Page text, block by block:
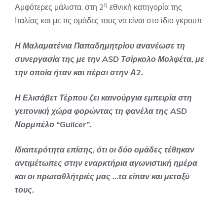
Αμφότερες μάλιστα, στη 2η εθνική κατηγορία της
Ιταλίας και με τις ομάδες τους να είναι στο ίδιο γκρουπ.
Η Μαλαματένια Παπαδημητρίου ανανέωσε τη
συνεργασία της με την ASD Τσίρκολο Μολφέτα, με
την οποία ήταν και πέρσι στην Α2.
Η Ελισάβετ Τέρπου ζει καινούργια εμπειρία στη
γειτονική χώρα φορώντας τη φανέλα της ASD
Νορμπέλο “Guilcer”.
Ιδιαιτερότητα επίσης, ότι οι δύο ομάδες τέθηκαν
αντιμέτωπες στην εναρκτήρια αγωνιστική ημέρα
και οι πρωταθλήτριές μας …τα είπαν και μεταξύ
τους.